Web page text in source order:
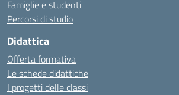
Famiglie e studenti
Percorsi di studio
Didattica
Offerta formativa
Le schede didattiche
I progetti delle classi